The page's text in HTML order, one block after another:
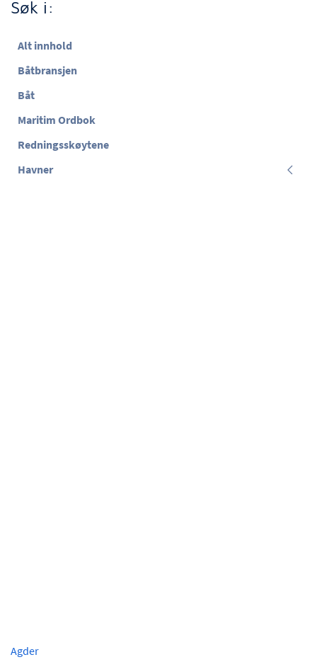
Søk i:
Alt innhold
Båtbransjen
Båt
Maritim Ordbok
Redningsskøytene
Havner
Agder